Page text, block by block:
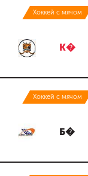
Хоккей с мячом
К�
Хоккей с мячом
Б�